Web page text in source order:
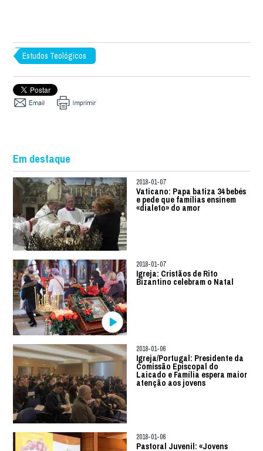
Estudos Teológicos
Em destaque
2018-01-07
Vaticano: Papa batiza 34 bebés
e pede que famílias ensinem
«dialeto» do amor
2018-01-07
Igreja: Cristãos de Rito
Bizantino celebram o Natal
2018-01-06
Igreja/Portugal: Presidente da
Comissão Episcopal do
Laicado e Família espera maior
atenção aos jovens
2018-01-06
Pastoral Juvenil: «Jovens